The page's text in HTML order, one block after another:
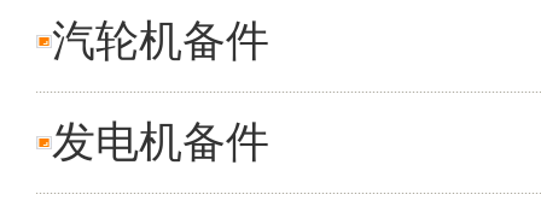
汽轮机备件
发电机备件